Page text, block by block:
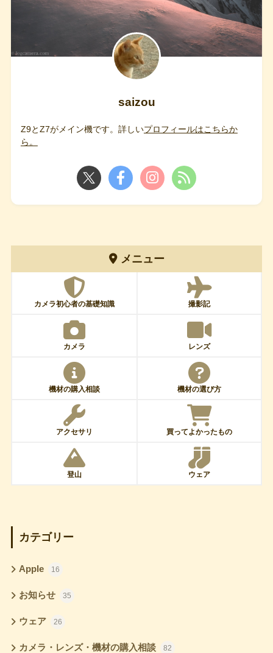
saizou
Z9とZ7がメイン機です。詳しいプロフィールはこちらか
ら。
メニュー
カメラ初心者の基礎知識 撮影記
カメラ レンズ
機材の購入相談 機材の選び方
アクセサリ 買ってよかったもの
登山 ウェア
カテゴリー
Apple 16
お知らせ 35
ウェア 26
カメラ・レンズ・機材の購入相談 82